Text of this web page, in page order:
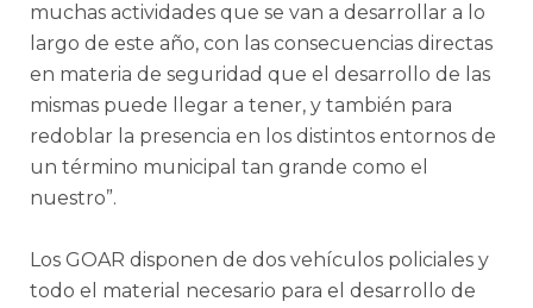
muchas actividades que se van a desarrollar a lo
largo de este año, con las consecuencias directas
en materia de seguridad que el desarrollo de las
mismas puede llegar a tener, y también para
redoblar la presencia en los distintos entornos de
un término municipal tan grande como el
nuestro”.
Los GOAR disponen de dos vehículos policiales y
todo el material necesario para el desarrollo de